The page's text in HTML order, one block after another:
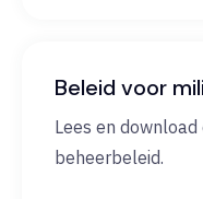
Beleid voor
Lees en
beheerbeleid.